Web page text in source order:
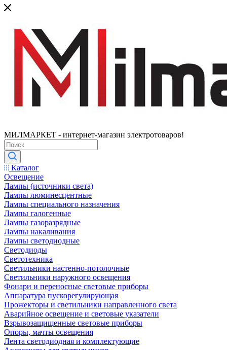
МИЛМАРКЕТ - интернет-магазин электротоваров!
Каталог
Освещение
Лампы (источники света)
Лампы люминесцентные
Лампы специального назначения
Лампы галогенные
Лампы газоразрядные
Лампы накаливания
Лампы светодиодные
Светодиоды
Светотехника
Светильники настенно-потолочные
Светильники наружного освещения
Фонари и переносные световые приборы
Аппаратура пускорегулирующая
Прожекторы и светильники направленного света
Аварийное освещение и световые указатели
Взрывозащищенные световые приборы
Опоры, мачты освещения
Лента светодиодная и комплектующие